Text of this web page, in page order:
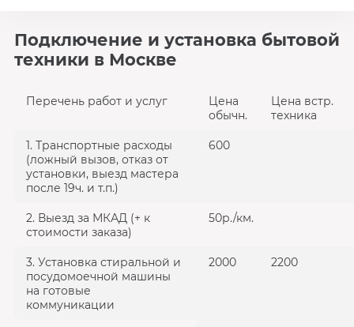
Подключение и установка бытовой
техники в Москве
Перечень работ и услуг
Цена
обычн.
Цена встр.
техника
1. Транспортные расходы
(ложный вызов, отказ от
установки, выезд мастера
после 19ч. и т.п.)
600
2. Выезд за МКАД (+ к
стоимости заказа)
50р./км.
3. Установка стиральной и
посудомоечной машины
на готовые
коммуникации
2000 2200